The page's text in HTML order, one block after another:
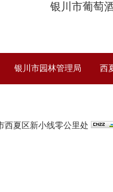
银川市葡萄
银川市园林管理局 西
夏区新小线零公里处